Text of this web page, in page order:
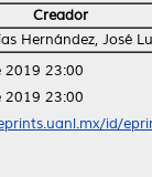
Creador
Hernández, José
2019 23:00
2019 23:00
id/